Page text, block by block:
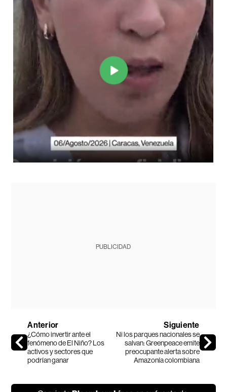
PUBLICIDAD
Anterior
¿Cómo invertir ante el
fenómeno de El Niño? Los
activos y sectores que
podrían ganar
Siguiente
Ni los parques nacionales se
salvan: Greenpeace emite
preocupante alerta sobre
Amazonía colombiana